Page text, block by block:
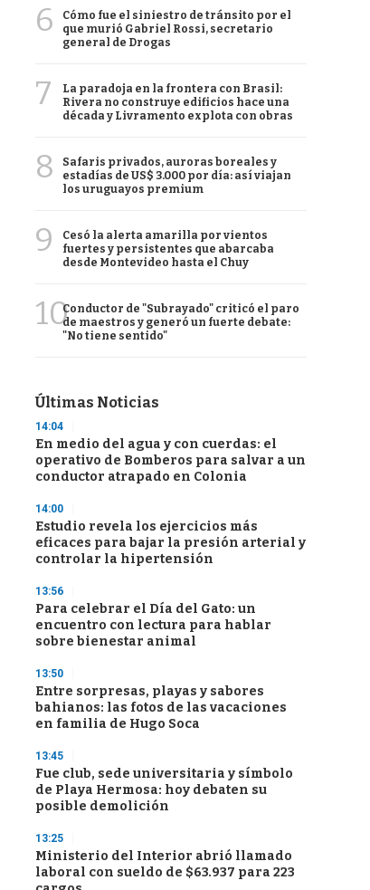
6
Cómo fue el siniestro de tránsito por el
que murió Gabriel Rossi, secretario
general de Drogas
7
La paradoja en la frontera con Brasil:
Rivera no construye edificios hace una
década y Livramento explota con obras
8
Safaris privados, auroras boreales y
estadías de US$ 3.000 por día: así viajan
los uruguayos premium
9
Cesó la alerta amarilla por vientos
fuertes y persistentes que abarcaba
desde Montevideo hasta el Chuy
10Conductor de "Subrayado" criticó el paro
de maestros y generó un fuerte debate:
"No tiene sentido"
Últimas Noticias
14:04
En medio del agua y con cuerdas: el
operativo de Bomberos para salvar a un
conductor atrapado en Colonia
14:00
Estudio revela los ejercicios más
eficaces para bajar la presión arterial y
controlar la hipertensión
13:56
Para celebrar el Día del Gato: un
encuentro con lectura para hablar
sobre bienestar animal
13:50
Entre sorpresas, playas y sabores
bahianos: las fotos de las vacaciones
en familia de Hugo Soca
13:45
Fue club, sede universitaria y símbolo
de Playa Hermosa: hoy debaten su
posible demolición
13:25
Ministerio del Interior abrió llamado
laboral con sueldo de $63.937 para 223